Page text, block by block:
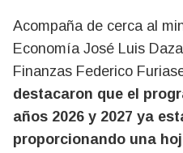
Acompaña de cerca al
Economía José Luis
Finanzas Federico
destacaron que el
años 2026 y 2027 ya
proporcionando una